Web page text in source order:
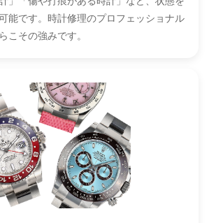
能です。時計修理のプロフェッショナル
こその強みです。